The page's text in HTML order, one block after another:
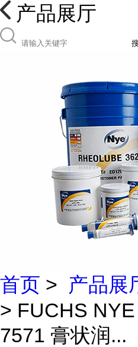
产品展厅
首页 > 产品展
> FUCHS
7571 膏状润...